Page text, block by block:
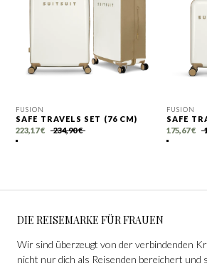
FUSION
SAFE TRAVELS SET (76 CM)
223,17 €
234,90 €
FUSION
SAFE
175,67 €
DIE REISEMARKE FÜR FRAUEN
Wir sind überzeugt von der verbindenden
nicht nur dich als Reisenden bereichert und